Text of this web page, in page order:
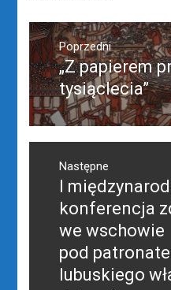
Nawigacja
wpisuPoprzedni
Poprzedni
wpis:
„Z papierem
tysiąclecia”
Następne
Następny
post:
I
konferencja
we wschowie
pod
lubuskiego